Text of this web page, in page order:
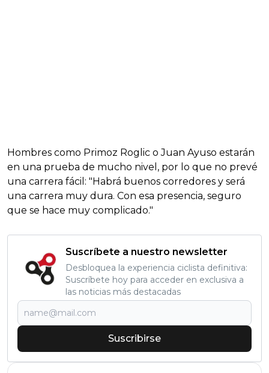
Hombres como Primoz Roglic o Juan Ayuso estarán
en una prueba de mucho nivel, por lo que no prevé
una carrera fácil: "Habrá buenos corredores y será
una carrera muy dura. Con esa presencia, seguro
que se hace muy complicado."
Suscríbete a nuestro newsletter
Desbloquea la experiencia ciclista definitiva:
Suscríbete hoy para acceder en exclusiva a
las noticias más destacadas
Suscribirse